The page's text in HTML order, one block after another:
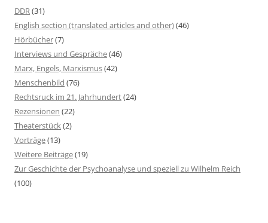
n
n
a
c
h
:
DDR(31)
English section (translated articles and other)(46)
Hörbücher(7)
Interviews und Gespräche(46)
Marx, Engels, Marxismus(42)
Menschenbild (76)
Rechtsruck im 21. Jahrhundert(24)
Rezensionen (22)
Theaterstück(2)
Vorträge(13)
Weitere Beiträge(19)
Zur Geschichte der Psychoanalyse und speziell zu Wilhelm Reich
(100)